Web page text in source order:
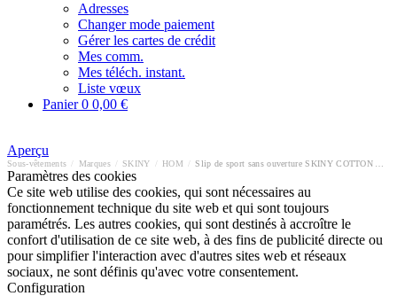
Adresses
Changer mode paiement
Gérer les cartes de crédit
Mes comm.
Mes téléch. instant.
Liste vœux
Panier0 0,00 €
Aperçu
Sous-vêtements Marques SKINY HOM
Paramètres des cookies
Ce site web utilise des cookies, qui sont nécessaires au
fonctionnement technique du site web et qui sont toujours
paramétrés. Les autres cookies, qui sont destinés à accroître le
confort d'utilisation de ce site web, à des fins de publicité directe ou
pour simplifier l'interaction avec d'autres sites web et réseaux
sociaux, ne sont définis qu'avec votre consentement.
Configuration